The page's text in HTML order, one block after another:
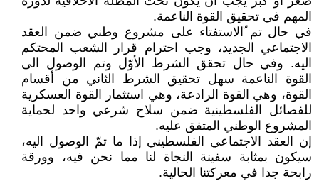
المهم في تحقيق القوة الناعمة.
في حال تم ّالاستفتاء على مشروع وطني ضمن العقد
الاجتماعي الجديد، وجب احترام قرار الشعب المحتكم
اليه. وفي حال تحقق الشرط الأوّل وتم الوصول الى
القوة الناعمة سهل تحقيق الشرط الثاني من أقسام
القوة، وهي القوة الرادعة، وهي استثمار القوة العسكرية
للفصائل الفلسطينية ضمن سلاح شرعي واحد لحماية
المشروع الوطني المتفق عليه.
إن العقد الاجتماعي الفلسطيني إذا ما تمّ الوصول اليه،
سيكون بمثابة سفينة النجاة لنا مما نحن فيه، وورقة
رابحة جدا في معركتنا الحالية.